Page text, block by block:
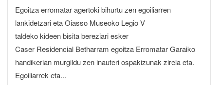
Egoitza erromatar agertoki bihurtu zen egoiliarren
lankidetzari eta Oiasso Museoko Legio V
taldeko kideen bisita bereziari esker
Caser Residencial Betharram egoitza Erromatar Garaiko
handikerian murgildu zen inauteri ospakizunak zirela eta.
Egoiliarrek eta...